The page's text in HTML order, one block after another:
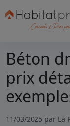
Béton
prix
11/03/2025 par La